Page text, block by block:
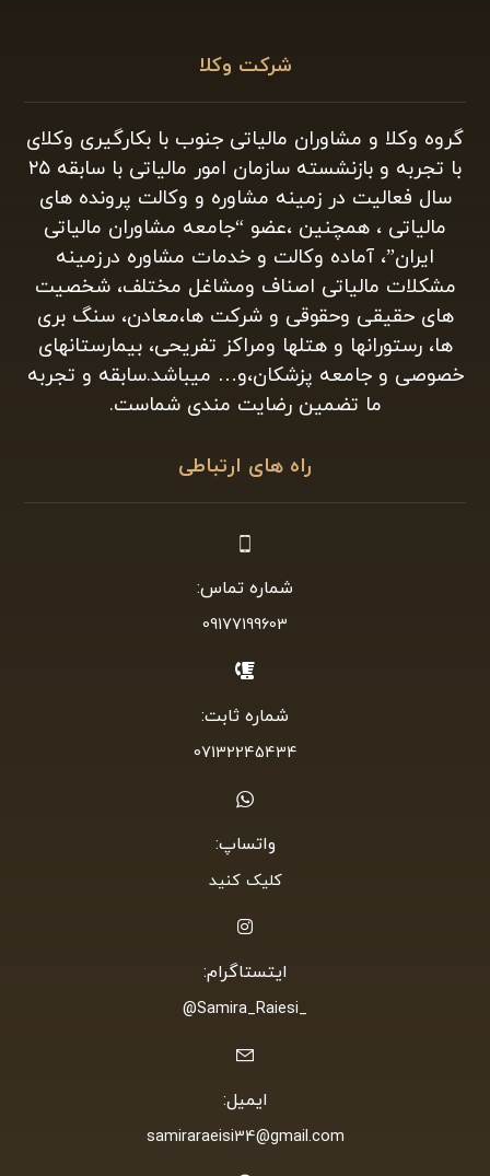
شرکت وکلا
گروه وکلا و مشاوران مالیاتی جنوب با بکارگیری وکلای
با تجربه و بازنشسته سازمان امور مالیاتی با سابقه ۲۵
سال فعالیت در زمینه مشاوره و وکالت پرونده های
مالیاتی ، همچنین ،عضو “جامعه مشاوران مالیاتی
ایران”، آماده وکالت و خدمات مشاوره درزمینه
مشکلات مالیاتی اصناف ومشاغل مختلف، شخصیت
های حقیقی وحقوقی و شرکت ها،معادن، سنگ بری
ها، رستورانها و هتلها ومراکز تفریحی، بیمارستانهای
خصوصی و جامعه پزشکان،و… میباشد.سابقه و تجربه
ما تضمین رضایت مندی شماست.
راه های ارتباطی
شماره تماس:
09177199603
شماره ثابت:
07132245434
واتساپ:
کلیک کنید
ایتستاگرام:
_Samira_Raiesi@
ایمیل:
samiraraeisi34@gmail.com